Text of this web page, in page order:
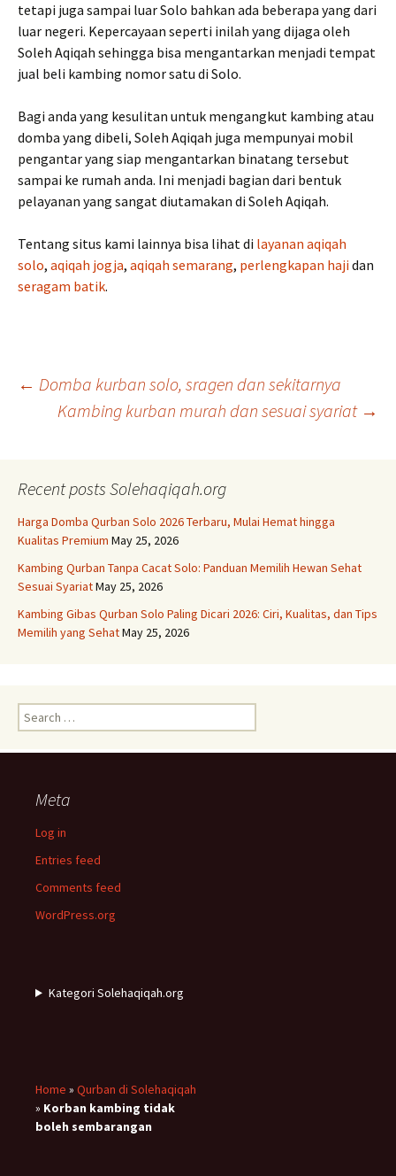
tetapi juga sampai luar Solo bahkan ada beberapa yang dari
luar negeri. Kepercayaan seperti inilah yang dijaga oleh
Soleh Aqiqah sehingga bisa mengantarkan menjadi tempat
jual beli kambing nomor satu di Solo.
Bagi anda yang kesulitan untuk mengangkut kambing atau
domba yang dibeli, Soleh Aqiqah juga mempunyai mobil
pengantar yang siap mengantarkan binatang tersebut
sampai ke rumah anda. Ini menjadi bagian dari bentuk
pelayanan yang sangat diutamakan di Soleh Aqiqah.
Tentang situs kami lainnya bisa lihat di layanan aqiqah
solo, aqiqah jogja, aqiqah semarang, perlengkapan hajidan
seragam batik.
Post
← Domba kurban solo, sragen dan sekitarnya
Kambing kurban murah dan sesuai syariat →
Recent posts Solehaqiqah.org
Harga Domba Qurban Solo 2026 Terbaru, Mulai Hemat hingga
Kualitas Premium May 25, 2026
Kambing Qurban Tanpa Cacat Solo: Panduan Memilih Hewan Sehat
Sesuai SyariatMay 25, 2026
Kambing Gibas Qurban Solo Paling Dicari 2026: Ciri, Kualitas, dan Tips
Memilih yang SehatMay 25, 2026
Search
for:
Meta
Log in
Entries feed
Comments feed
WordPress.org
Kategori Solehaqiqah.org
Home » Qurban di Solehaqiqah
» Korban kambing tidak
boleh sembarangan